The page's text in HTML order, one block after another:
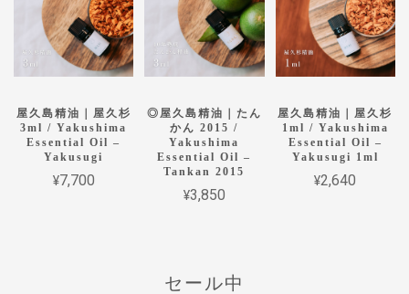
屋久島精油｜屋久杉
3ml / Yakushima
Essential Oil –
Yakusugi
¥7,700
◎屋久島精油｜たん
かん 2015 /
Yakushima
Essential Oil –
Tankan 2015
¥3,850
屋久島精油｜屋久杉
1ml / Yakushima
Essential Oil –
Yakusugi 1ml
¥2,640
セール中